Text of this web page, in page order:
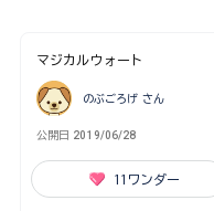
マジカルウォート
のぶごろげ さん
公開日 2019/06/28
11 ワンダー